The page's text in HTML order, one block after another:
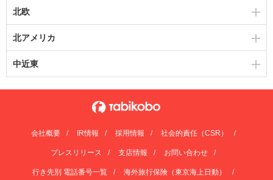
北欧
北アメリカ
中近東
会社概要 IR情報 採用情報 社会的責任（CSR）
プレスリリース 支店情報 お問い合わせ
行き先別 電話番号一覧 海外旅行保険（東京海上日動）